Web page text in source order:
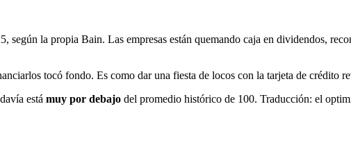
según la propia Bain. Las empresas están quemando caja en dividendos,
tocó fondo. Es como dar una fiesta de locos con la tarjeta de crédito
está muy por debajo del promedio histórico de 100. Traducción: el